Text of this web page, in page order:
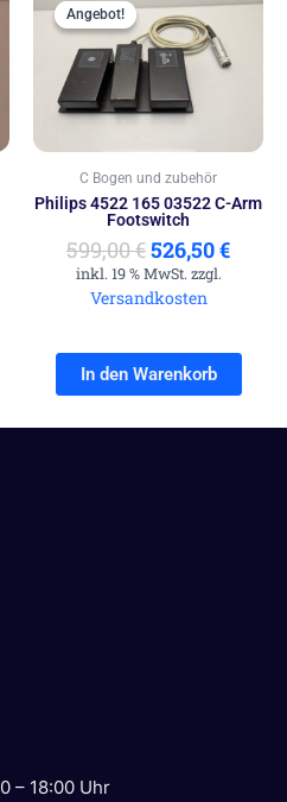
Angebot!
Angebot!
C Bogen und zubehör
Philips 4522 165 03522 C-Arm
Footswitch
599,00€
Preis
war:
599,00 €
526,50€
inkl. 19 % MwSt. zzgl.
Versandkosten
In den Warenkorb
– 18:00 Uhr